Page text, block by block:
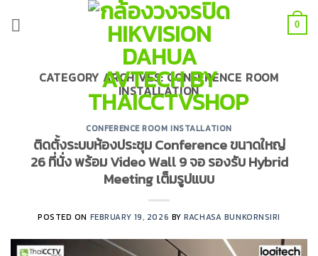
0
CATEGORY ARCHIVES:CONFERENCE ROOM
INSTALLATION
CONFERENCE ROOM INSTALLATION
ติดตั้งระบบห้องประชุม Conference ขนาดใหญ่
26 ที่นั่ง พร้อม Video Wall 9 จอ รองรับ Hybrid
Meeting เต็มรูปแบบ
POSTED ON FEBRUARY 19, 2026 BYRACHASA BUNKORNSIRI